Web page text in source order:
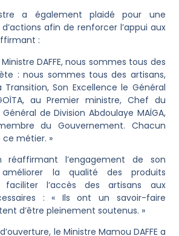
a également plaidé pour une
afin de renforcer l’appui aux
:
DAFFE, nous sommes tous des
: nous sommes tous des artisans,
Son Excellence le Général
au Premier ministre, Chef du
de Division Abdoulaye MAÏGA,
du Gouvernement. Chacun
ce métier. »
l’engagement de son
la qualité des produits
l’accès des artisans aux
: « Ils ont un savoir-faire
d’être pleinement soutenus. »
le Ministre Mamou DAFFE a